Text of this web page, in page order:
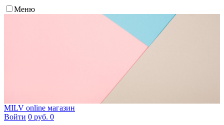
Меню
MILV online магазин
Войти 0 руб. 0